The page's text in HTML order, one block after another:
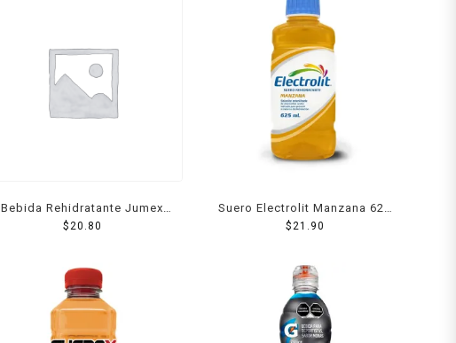
Bebida Rehidratante Jumex
Hidrolit Coco 625 Ml
$20.80
Suero Electrolit Manzana 625
Ml
$21.90